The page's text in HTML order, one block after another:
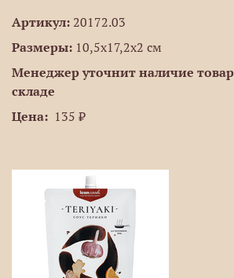
Артикул: 20172.03
Размеры: 10,5х17,2х2 см
Менеджер уточнит наличие
складе
Цена: 135 ₽